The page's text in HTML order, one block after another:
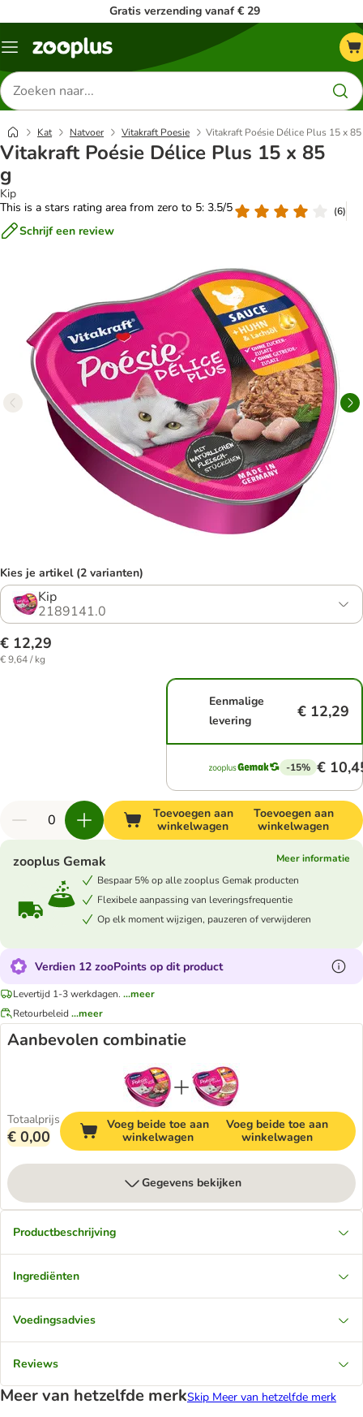
Gratis verzending vanaf € 29
Menu
Zoeken
naar
producten
Kat Natvoer Vitakraft Poesie Vitakraft Poésie Délice Plus 15 x
Vitakraft Poésie Délice Plus 15 x 85
g
Kip
This is a stars rating area from zero to 5: 3.5/5
(6)
Schrijf een review
Kies je artikel (2 varianten)
Kip
2189141.0
€ 12,29
€ 9,64 / kg
Eenmalige
levering
€ 12,29
-15% €
Toevoegen aan
winkelwagen
Toevoegen aan
winkelwagen
zooplus Gemak
Meer informatie
Bespaar 5% op alle zooplus Gemak producten
Flexibele aanpassing van leveringsfrequentie
Op elk moment wijzigen, pauzeren of verwijderen
Verdien 12 zooPoints op dit product
Levertijd 1-3 werkdagen. ...meer
Retourbeleid ...meer
Aanbevolen combinatie
Totaalprijs
€ 0,00
Voeg beide toe aan
winkelwagen
Voeg beide toe aan
winkelwagen
Gegevens bekijken
Productbeschrijving
Ingrediënten
Voedingsadvies
Reviews
Meer van hetzelfde merkSkip Meer van hetzelfde merk